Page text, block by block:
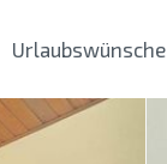
Urlaubswünsche